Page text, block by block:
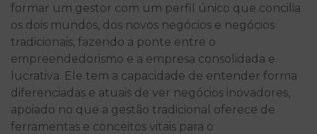
formar um gestor com um perfil único que concilia
os dois mundos, dos novos negócios e negócios
tradicionais, fazendo a ponte entre o
empreendedorismo e a empresa consolidada e
lucrativa. Ele tem a capacidade de entender forma
diferenciadas e atuais de ver negócios inovadores,
apoiado no que a gestão tradicional oferece de
ferramentas e conceitos vitais para o